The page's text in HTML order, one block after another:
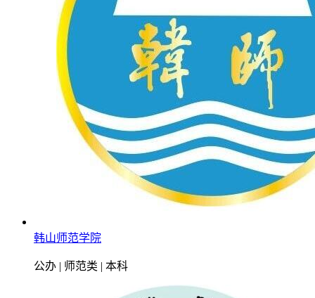
韩山师范学院
公办 | 师范类 | 本科